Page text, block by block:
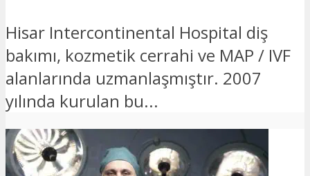
Hisar Intercontinental Hospital diş
bakımı, kozmetik cerrahi ve MAP / IVF
alanlarında uzmanlaşmıştır. 2007
yılında kurulan bu...